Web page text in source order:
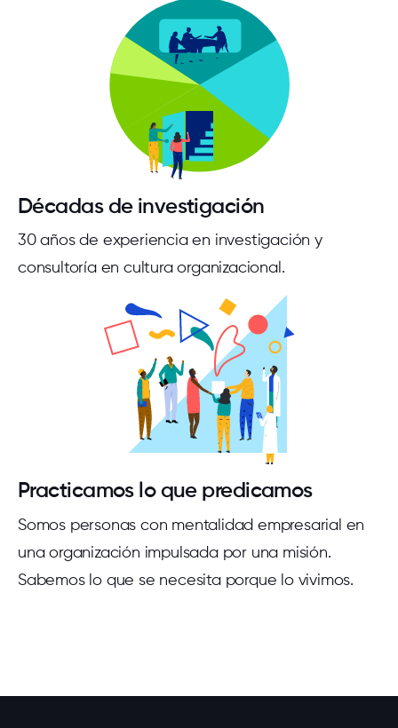
Décadas de investigación
30 años de experiencia en investigación y
consultoría en cultura organizacional.
Practicamos lo que predicamos
Somos personas con mentalidad empresarial en
una organización impulsada por una misión.
Sabemos lo que se necesita porque lo vivimos.